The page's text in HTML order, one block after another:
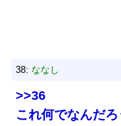
38: ななし
>>36
これ何でなんだ